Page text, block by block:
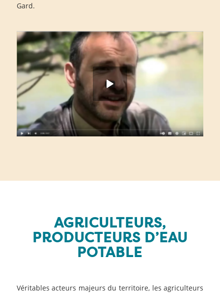
Gard.
AGRICULTEURS,
PRODUCTEURS D’EAU
POTABLE
Véritables acteurs majeurs du territoire, les agriculteurs